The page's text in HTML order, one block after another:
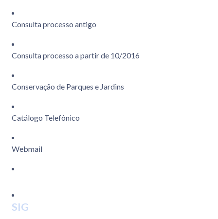
Consulta processo antigo
Consulta processo a partir de 10/2016
Conservação de Parques e Jardins
Catálogo Telefônico
Webmail
SIG